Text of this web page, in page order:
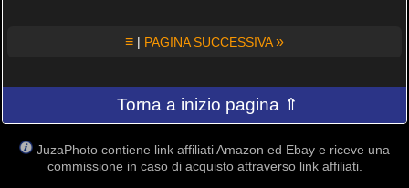
≡ | PAGINA SUCCESSIVA»
Torna a inizio pagina ⇑
JuzaPhoto contiene link affiliati Amazon ed Ebay e riceve una
commissione in caso di acquisto attraverso link affiliati.